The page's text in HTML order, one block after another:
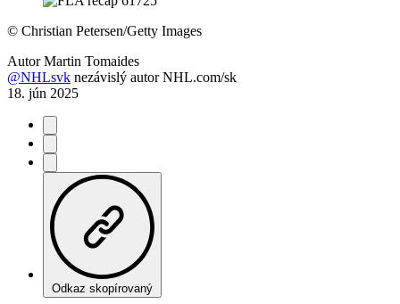
© Christian Petersen/Getty Images
Autor Martin Tomaides
@NHLsvk nezávislý autor NHL.com/sk
18. jún 2025
Odkaz skopírovaný